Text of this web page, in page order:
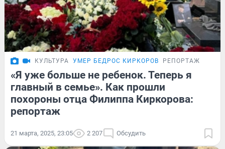
КУЛЬТУРА УМЕР БЕДРОС КИРКОРОВ РЕПОРТАЖ
«Я уже больше не ребенок. Теперь я
главный в семье». Как прошли
похороны отца Филиппа Киркорова:
репортаж
21 марта, 2025, 23:05 2 207 Обсудить